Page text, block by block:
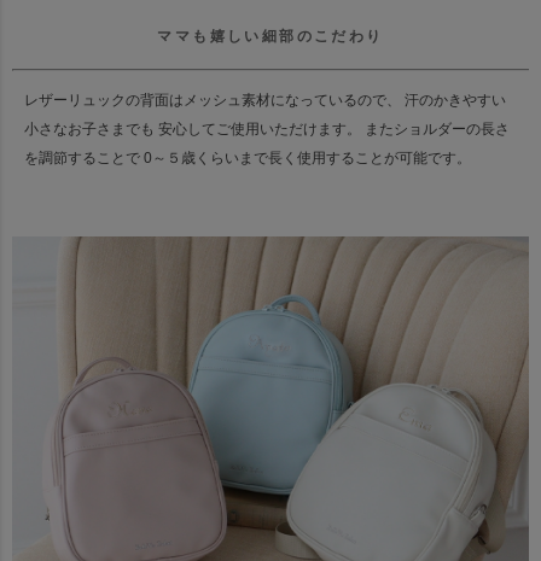
ママも嬉しい細部のこだわり
レザーリュックの背面はメッシュ素材になっているので、 汗のかきやすい
小さなお子さまでも 安心してご使用いただけます。 またショルダーの長さ
を調節することで 0～５歳くらいまで長く使用することが可能です。